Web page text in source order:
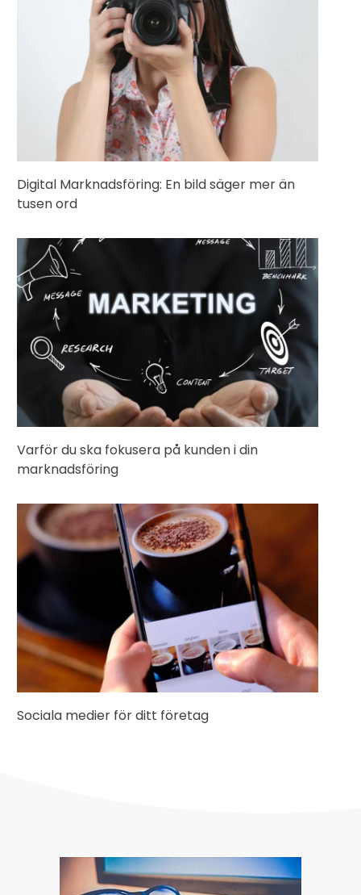
Digital Marknadsföring: En bild säger mer än
tusen ord
Varför du ska fokusera på kunden i din
marknadsföring
Sociala medier för ditt företag